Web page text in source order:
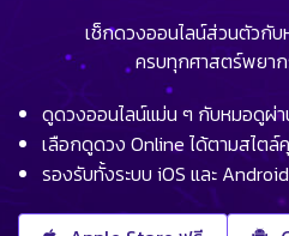
เช็กดวงออนไลน์ส่วนตัวกั
ครบทุกศาสตร์พยา
ดูดวงออนไลน์แม่น ๆ กับหมอดูผ่า
เลือกดูดวง Online ได้ตามสไต
รองรับทั้งระบบ iOS และ